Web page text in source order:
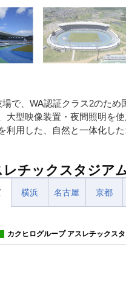
で、WA認証クラス2のた
大型映像装置・夜間照明を
利用した、自然と一体化し
チックスタジア
横浜 名古屋 京都
カクヒログループ アスレチックス